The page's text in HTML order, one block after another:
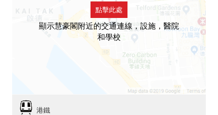
點擊此處
顯示慧豪閣附近的交通連線，設施，醫院
和學校
港鐵